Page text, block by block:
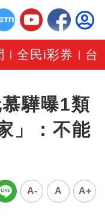
|全民i彩券 台
驊曝1類
」：不能
A- A A+